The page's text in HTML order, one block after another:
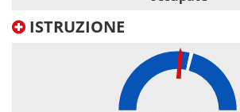
ISTRUZIONE